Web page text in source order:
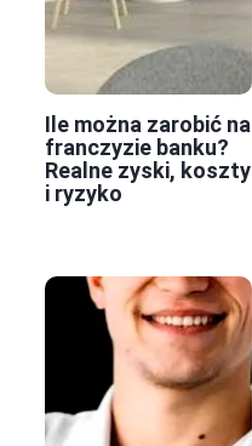
Ile można zarobić na
franczyzie banku?
Realne zyski, koszty
i ryzyko